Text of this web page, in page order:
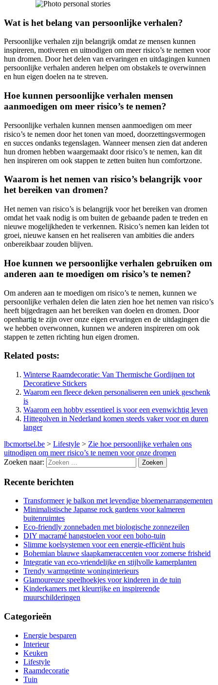
Wat is het belang van persoonlijke verhalen?
Persoonlijke verhalen zijn belangrijk omdat ze mensen kunnen
inspireren, motiveren en uitnodigen om meer risico’s te nemen voor
hun dromen. Door het delen van ervaringen en uitdagingen kunnen
persoonlijke verhalen anderen helpen om obstakels te overwinnen
en hun eigen doelen na te streven.
Hoe kunnen persoonlijke verhalen mensen
aanmoedigen om meer risico’s te nemen?
Persoonlijke verhalen kunnen mensen aanmoedigen om meer
risico’s te nemen door het tonen van moed, doorzettingsvermogen
en succes ondanks tegenslagen. Wanneer mensen zien dat anderen
hun dromen hebben waargemaakt door risico’s te nemen, kan dit
hen inspireren om ook stappen te zetten buiten hun comfortzone.
Waarom is het nemen van risico’s belangrijk voor
het bereiken van dromen?
Het nemen van risico’s is belangrijk voor het bereiken van dromen
omdat het vaak nodig is om buiten de gebaande paden te treden en
nieuwe mogelijkheden te verkennen. Risico’s nemen kan leiden tot
groei, nieuwe kansen en het realiseren van ambities die anders
onbereikbaar zouden blijven.
Hoe kunnen we persoonlijke verhalen gebruiken om
anderen aan te moedigen om risico’s te nemen?
Om anderen aan te moedigen om risico’s te nemen, kunnen we
persoonlijke verhalen delen die laten zien hoe het nemen van risico’s
heeft bijgedragen aan het bereiken van doelen en dromen. Door
openhartig te zijn over onze eigen ervaringen en de uitdagingen die
we hebben overwonnen, kunnen we anderen inspireren om ook
stappen te zetten richting hun eigen dromen.
Related posts:
Winterse Raamdecoratie: Van Thermische Gordijnen tot
Decoratieve Stickers
Waarom een fleece deken personaliseren een uniek geschenk
is
Waarom een hobby essentieel is voor een evenwichtig leven
Hittegolven in Nederland komen steeds vaker voor en duren
langer
lbcmortsel.be > Lifestyle > Zie hoe persoonlijke verhalen ons
uitnodigen om meer risico’s te nemen voor onze dromen
Zoeken naar:
Recente berichten
Transformeer je balkon met levendige bloemenarrangementen
Minimalistische Japanse rock gardens voor kalmeren
buitenruimtes
Eco-friendly zonnebaden met biologische zonnezeilen
DIY macramé hangstoelen voor een boho-tuin
Slimme koelsystemen voor een energie-efficiënt huis
Bohemian blauwe slaapkameraccenten voor zomerse frisheid
Integratie van eco-vriendelijke en stijlvolle kamerplanten
Trendy warmgetinte woninginterieurs
Glamoureuze speelhoekjes voor kinderen in de tuin
Kinderkamers met kleurrijke en inspirerende
muurschilderingen
Categorieën
Energie besparen
Interieur
Keuken
Lifestyle
Raamdecoratie
Tuin